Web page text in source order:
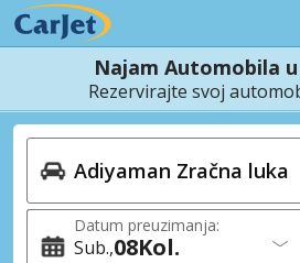
Najam Automobila
Rezervirajte svoj
Datum preuzimanja:
Sub. 08Kol.